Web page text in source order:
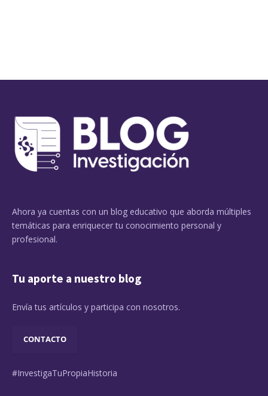
Ahora ya cuentas con un blog educativo que aborda múltiples
temáticas para enriquecer tu conocimiento personal y
profesional.
Tu aporte a nuestro blog
Envía tus artículos y participa con nosotros.
CONTACTO
#InvestigaTuPropiaHistoria